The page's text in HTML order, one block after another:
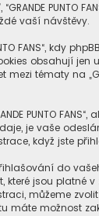
vaší návštěvy.
FANS“, kdy
obsahují
tématy na
PUNTO
je vaše
když jste
do
jsou platné
můžeme
máte možnost